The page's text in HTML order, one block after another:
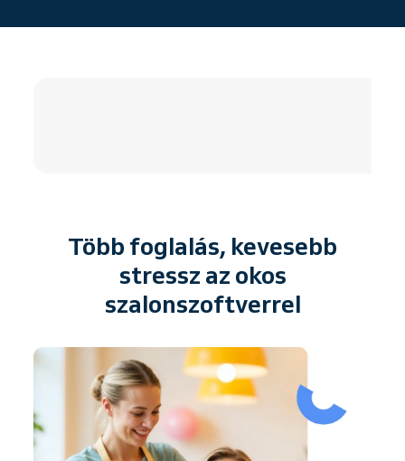
Több foglalás, kevesebb
stressz az okos
szalonszoftverrel